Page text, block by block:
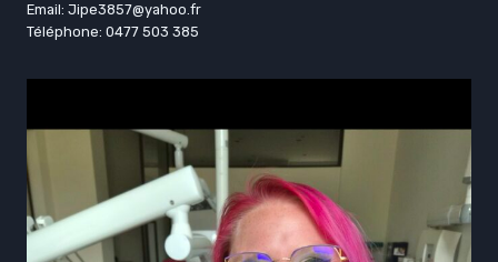
Email: Jipe3857@yahoo.fr
Téléphone: 0477 503 385